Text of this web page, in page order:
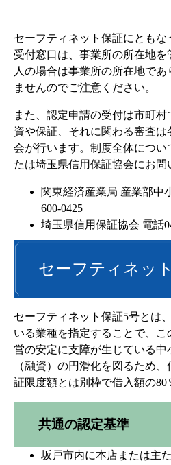
セーフティネット保証にとも
受付窓口は、事業所の所在地
人の場合は事業所の所在地であ
ませんのでご注意ください。
また、認定申請の受付は市町
資や保証、それに関わる審査
会が行います。制度全体につい
たは埼玉県信用保証協会にお問
関東経済産業局 産業部中
600-0425
埼玉県信用保証協会 電話
セーフティネッ
セーフティネット保証5号とは
いる業種を指定することで、
営の安定に支障が生じている
（融資）の円滑化を図るため
証限度額とは別枠で借入額の80
共通の認定基準
坂戸市内に本店または主